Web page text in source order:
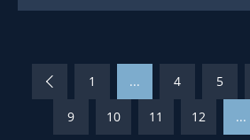
1 ... 4 5
9 10 11 12 ...